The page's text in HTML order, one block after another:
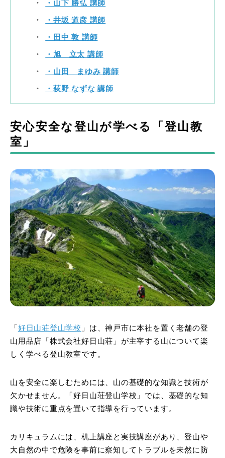
・山下 勝弘 講師
・井坂 道彦 講師
・田中 敦 講師
・旭 立太 講師
・山田 まゆみ 講師
・荻野 なずな 講師
安心安全な登山が学べる「登山教
室」
「好日山荘登山学校 」は、神戸市に本社を置く老舗の登
山用品店「株式会社好日山荘」が主宰する山について楽
しく学べる登山教室です。
山を安全に楽しむためには、山の基礎的な知識と技術が
欠かせません。「好日山荘登山学校」では、基礎的な知
識や技術に重点を置いて指導を行っています。
カリキュラムには、机上講座と実技講座があり、登山や
大自然の中で危険を事前に察知してトラブルを未然に防